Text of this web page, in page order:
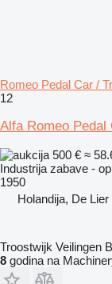
Romeo Pedal Car /
12
Alfa Romeo Pedal
500 € ≈
Industrija zabave -
1950
Holandija, De Lier
Troostwijk Veilingen
8 godina na